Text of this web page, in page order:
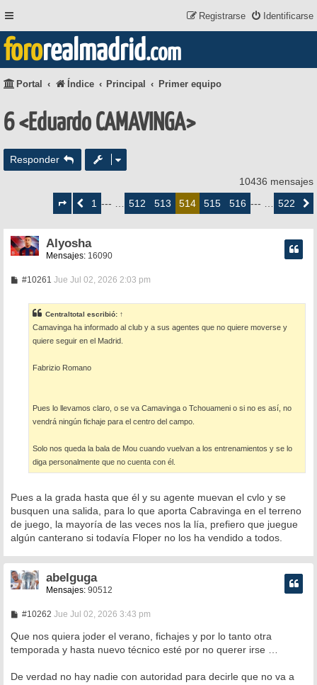
Identificarse
Registrarse
fororealmadrid.com
Portal Índice Principal Primer equipo
6 <Eduardo CAMAVINGA>
Responder
10436 mensajes
deAnterior1 --- … 512 513 514 515 516 --- … 522
Alyosha
Mensajes: 16090
#10261 M
a
j
e
Jue Jul 02, 2026 2:03 pm
Centraltotal escribió: ↑
Camavinga ha informado al club y a sus agentes que no quiere moverse y
quiere seguir en el Madrid.
Fabrizio Romano
Pues lo llevamos claro, o se va Camavinga o Tchouameni o si no es así, no
vendrá ningún fichaje para el centro del campo.
Solo nos queda la bala de Mou cuando vuelvan a los entrenamientos y se lo
diga personalmente que no cuenta con él.
Pues a la grada hasta que él y su agente muevan el cvlo y se
busquen una salida, para lo que aporta Cabravinga en el terreno
de juego, la mayoría de las veces nos la lía, prefiero que juegue
algún canterano si todavía Floper no los ha vendido a todos.
abelguga
Mensajes: 90512
#10262M
n
a
e
Jue Jul 02, 2026 3:43 pm
Que nos quiera joder el verano, fichajes y por lo tanto otra
temporada y hasta nuevo técnico esté por no querer irse …
De verdad no hay nadie con autoridad para decirle que no va a